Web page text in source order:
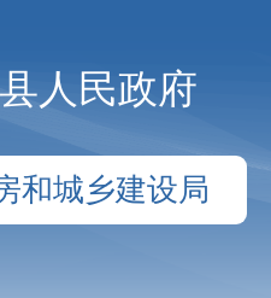
人民政府
和城乡建设局